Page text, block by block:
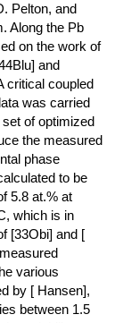
Pelton, and
Along the Pb
on the work of
and
critical coupled
was carried
of optimized
the measured
phase
to be
5.8 at.% at
which is in
[33Obi] and [
various
by [ Hansen],
between 1.5